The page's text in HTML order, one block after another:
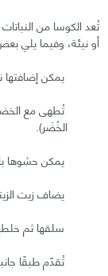
تُعد الكوسا من
أو نيئة، وفيما يلي
يمكن إضافتها
تُطهى مع
الخُضَر).
يمكن حشوها
يضاف زيت
سلقها ثم
تُقدّم طبقًا